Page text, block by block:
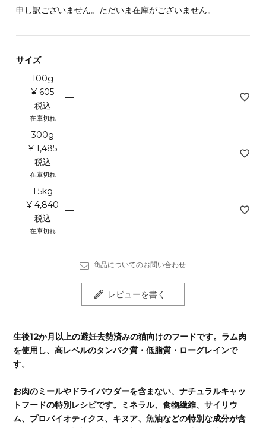
申し訳ございません。ただいま在庫がございません。
サイズ
100g
¥ 605
税込
在庫切れ
—
300g
¥ 1,485
税込
在庫切れ
—
1.5kg
¥ 4,840
税込
在庫切れ
—
商品についてのお問い合わせ
レビューを書く
生後12か月以上の避妊去勢済みの猫向けのフードです。ラム肉
を使用し、高レベルのタンパク質・低脂質・ローグレインで
す。
お肉のミールやドライパウダーを含まない、ナチュラルキャッ
トフードの特別レシピです。ミネラル、食物繊維、サイリウ
ム、プロバイオティクス、キヌア、魚油などの特別な成分が含